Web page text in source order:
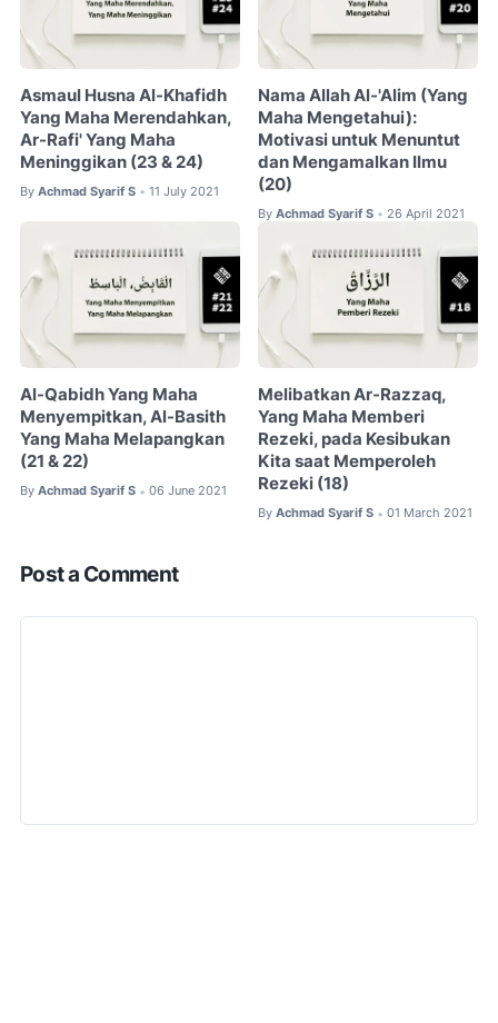
Asmaul Husna Al-Khafidh
Yang Maha Merendahkan,
Ar-Rafi' Yang Maha
Meninggikan (23 & 24)
By Achmad Syarif S • 11 July 2021
Nama Allah Al-'Alim (Yang
Maha Mengetahui):
Motivasi untuk Menuntut
dan Mengamalkan Ilmu
(20)
By Achmad Syarif S • 26 April 2021
Al-Qabidh Yang Maha
Menyempitkan, Al-Basith
Yang Maha Melapangkan
(21 & 22)
By Achmad Syarif S • 06 June 2021
Melibatkan Ar-Razzaq,
Yang Maha Memberi
Rezeki, pada Kesibukan
Kita saat Memperoleh
Rezeki (18)
By Achmad Syarif S • 01 March 2021
Post a Comment